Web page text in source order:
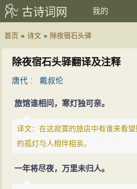
古诗词网 我的
首页 » 诗文 » 除夜宿石头驿
除夜宿石头驿翻译及注释
唐代 ：戴叔伦
旅馆谁相问，寒灯独可亲。
译文：在这寂寞的旅店中有谁来看
的孤灯与人相伴相亲。
一年将尽夜，万里未归人。